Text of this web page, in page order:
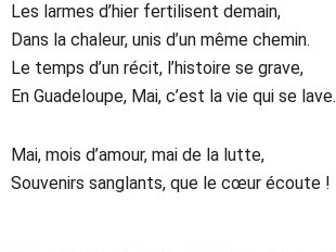
Les larmes d’hier fertilisent demain,
Dans la chaleur, unis d’un même chemin.
Le temps d’un récit, l’histoire se grave,
En Guadeloupe, Mai, c’est la vie qui se lave.
Mai, mois d’amour, mai de la lutte,
Souvenirs sanglants, que le cœur écoute !